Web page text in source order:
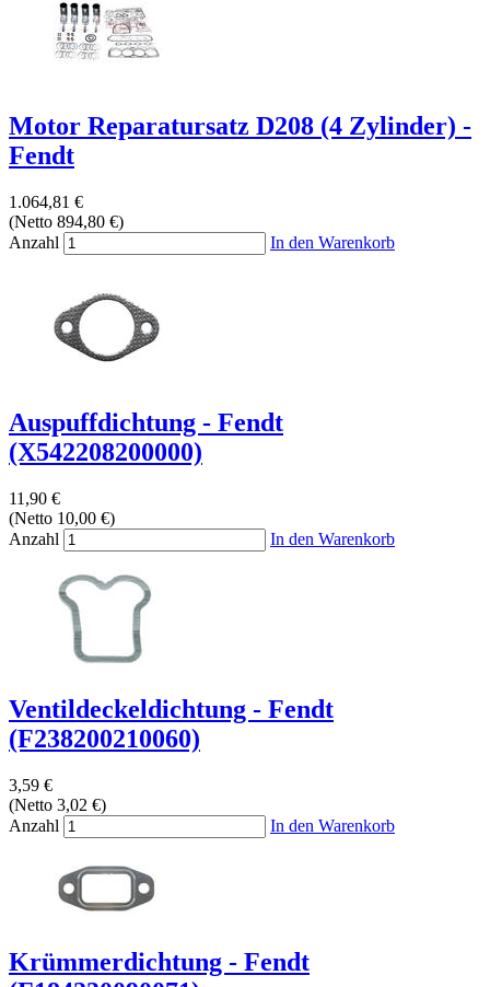
Motor Reparatursatz D208 (4 Zylinder) -
Fendt
1.064,81 €
(Netto 894,80 €)
Anzahl
In den Warenkorb
Auspuffdichtung - Fendt
(X542208200000)
11,90 €
(Netto 10,00 €)
Anzahl
In den Warenkorb
Ventildeckeldichtung - Fendt
(F238200210060)
3,59 €
(Netto 3,02 €)
Anzahl
In den Warenkorb
Krümmerdichtung - Fendt